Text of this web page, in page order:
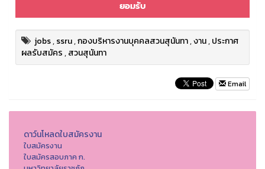
jobs,ssru,กองบริหารงานบุคคลสวนสุนันทา,งาน,ประกาศ
ผลรับสมัคร,สวนสุนันทา
Email
ดาว์นโหลดใบสมัครงาน
ใบสมัครงาน
ใบสมัครสอบภาค ก.